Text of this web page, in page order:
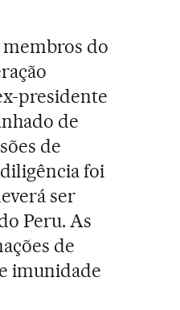
do
presidente
de
de
foi
ser
Peru. As
de
imunidade